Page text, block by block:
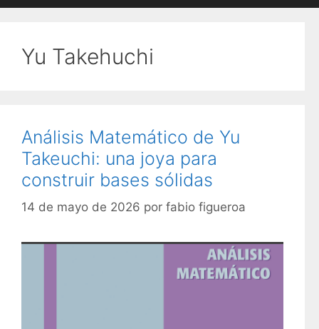
Yu Takehuchi
Análisis Matemático de Yu
Takeuchi: una joya para
construir bases sólidas
14 de mayo de 2026 por fabio figueroa